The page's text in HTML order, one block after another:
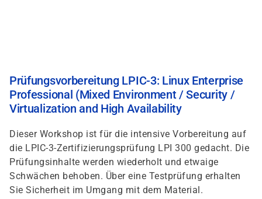
Prüfungsvorbereitung LPIC-3: Linux Enterprise
Professional (Mixed Environment / Security /
Virtualization and High Availability
Dieser Workshop ist für die intensive Vorbereitung auf
die LPIC-3-Zertifizierungsprüfung LPI 300 gedacht. Die
Prüfungsinhalte werden wiederholt und etwaige
Schwächen behoben. Über eine Testprüfung erhalten
Sie Sicherheit im Umgang mit dem Material.